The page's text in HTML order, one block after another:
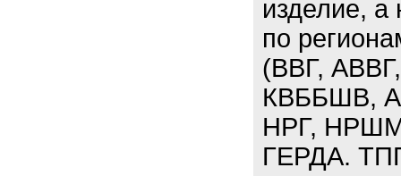
изделие,
по
(ВВГ,
КВББШВ,
НРГ,
ГЕРДА.